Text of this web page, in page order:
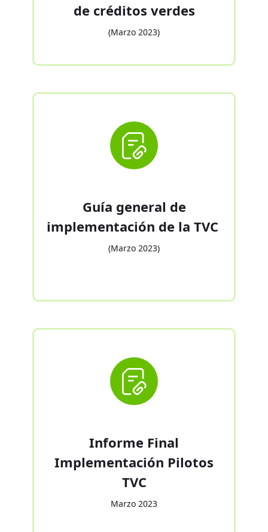
de créditos verdes
(Marzo 2023)
Guía general de
implementación de la TVC
(Marzo 2023)
Informe Final
Implementación Pilotos
TVC
Marzo 2023